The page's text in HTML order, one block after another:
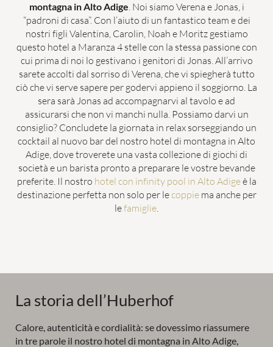
montagna in Alto Adige. Noi siamo Verena e Jonas, i
“padroni di casa”. Con l’aiuto di un fantastico team e dei
nostri figli Valentina, Carolin, Noah e Moritz gestiamo
questo hotel a Maranza 4 stelle con la stessa passione con
cui prima di noi lo gestivano i genitori di Jonas. All’arrivo
sarete accolti dal sorriso di Verena, che vi spiegherà tutto
ciò che vi serve sapere per godervi appieno il soggiorno. La
sera sarà Jonas ad accompagnarvi al tavolo e ad
assicurarsi che non vi manchi nulla. Possiamo darvi un
consiglio? Concludete la giornata in relax sorseggiando un
cocktail al nuovo bar del nostro hotel di montagna in Alto
Adige, dove troverete una vasta collezione di giochi di
società e un barista pronto a preparare le vostre bevande
preferite. Il nostro hotel con infinity pool in Alto Adigeè la
destinazione perfetta non solo per lecoppiema anche per
lefamiglie.
La storia dell’Huberhof
Calore, autenticità e cordialità: se dovessimo riassumere
in tre parole il nostro hotel di montagna in Alto Adige,